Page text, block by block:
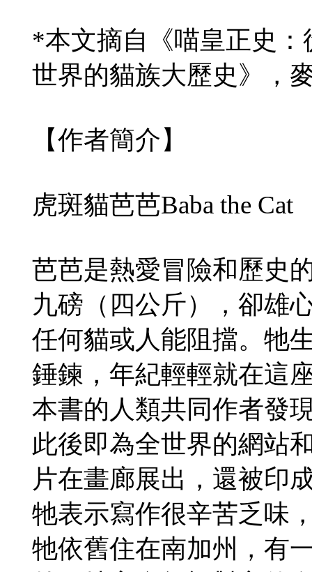
*本文摘自《喵皇正史
世界的貓族大歷史》，
【作者簡介】
虎斑貓芭芭Baba the Cat
芭芭是熱愛冒險和歷史
九磅（四公斤），卻雄
任何貓或人能阻擋。牠
錘鍊，年紀輕輕就在這
本書的人類共同作者發
此後即為全世界的網站
片在畫廊展出，還被印
牠表示寫作很辛苦乏味
牠依舊住在南加州，有